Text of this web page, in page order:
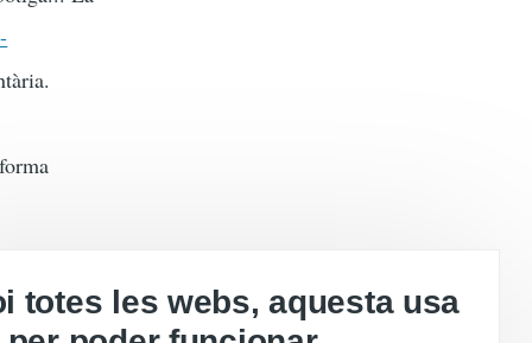
de
totes les webs, aquesta usa